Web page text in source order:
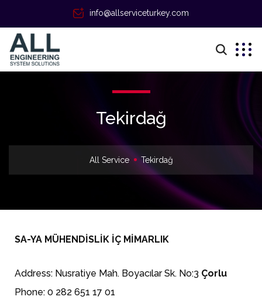
info@allserviceturkey.com
Tekirdağ
All Service Tekirdağ
SA-YA MÜHENDİSLİK İÇ MİMARLIK
Address: Nusratiye Mah. Boyacılar Sk. No:3 Çorlu
Phone: 0 282 651 17 01